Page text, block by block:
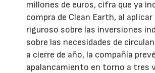
millones de euros, cifra que ya
compra de Clean Earth, al
riguroso sobre las inversiones
sobre las necesidades de
a cierre de año, la compañía
apalancamiento en torno a tres